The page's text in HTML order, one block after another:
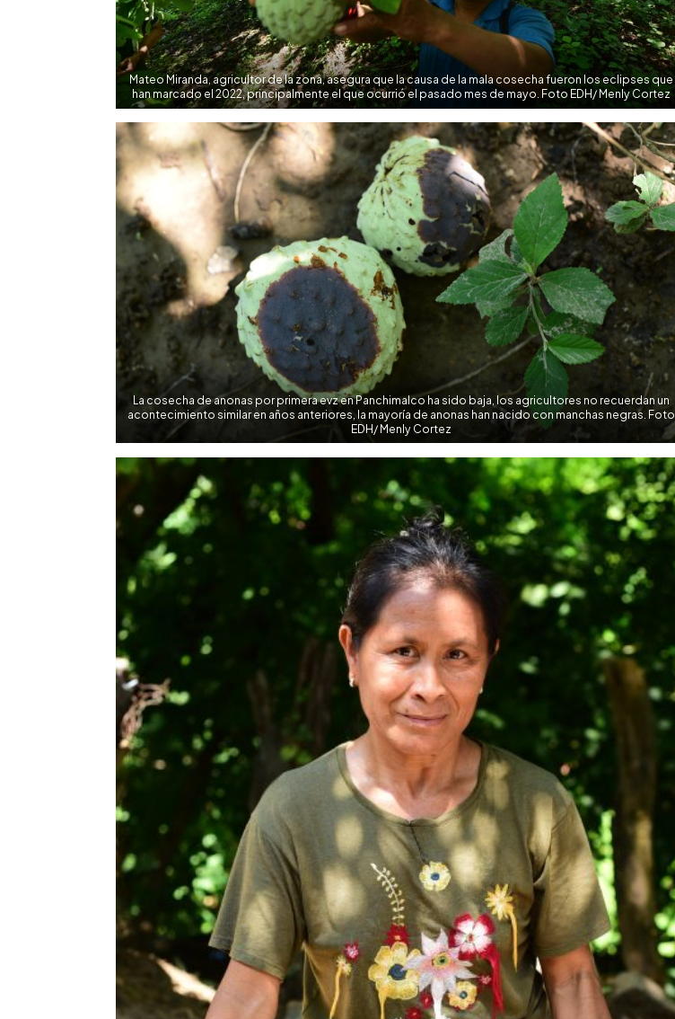
Mateo Miranda, agricultor de la zona, asegura que la causa de la mala cosecha fueron los eclipses que
han marcado el 2022, principalmente el que ocurrió el pasado mes de mayo. Foto EDH/ Menly Cortez
La cosecha de anonas por primera evz en Panchimalco ha sido baja, los agricultores no recuerdan un
acontecimiento similar en años anteriores, la mayoría de anonas han nacido con manchas negras. Foto
EDH/ Menly Cortez